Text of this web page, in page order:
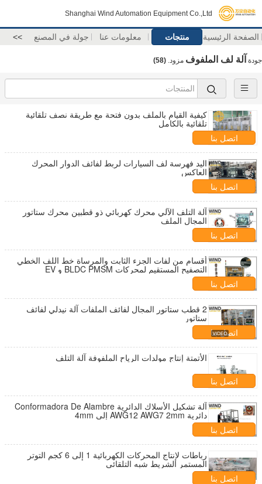
Shanghai Wind Automation Equipment Co.,Ltd
الصفحة الرئيسية منتجات معلومات عنا جولة في المصنع >>
جودة آلة لف الملفوف مزود. (58)
كيفية القيام بالملف بدون فتحة مع طريقة نصف تلقائية
تلقائية بالكامل
اتصل بنا
اليد فهرسة لف السيارات لربط لفائف الدوار المحرك
العاكس
اتصل بنا
آلة التلف الآلي محرك كهربائي ذو قطبين محرك ستاتور
المجال الملف
اتصل بنا
أقسام من لفات الجزء الثابت والمرساة خط اللف الخطي
التصفيح المستقيم لمحركات BLDC PMSM و EV
اتصل بنا
2 قطب ستاتور المجال لفائف الملفات آلة نيدلي لفائف
ستاتور
اتصل بنا
الأتمتة إنتاج مولدات الرياح الملفوفة آلة التلف
اتصل بنا
آلة تشكيل الأسلاك الدائرية Conformadora De Alambre
دائرية AWG12 AWG7 2mm إلى 4mm
اتصل بنا
رباطات لإنتاج المحركات الكهربائية 1 إلى 6 كجم التوتر
المستمر الشريط شبه التلقائي
اتصل بنا